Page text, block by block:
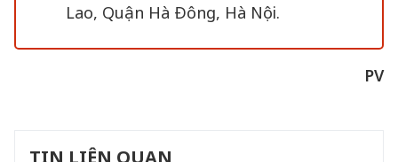
Lao, Quận Hà Đông, Hà Nội.
PV
TIN LIÊN QUAN